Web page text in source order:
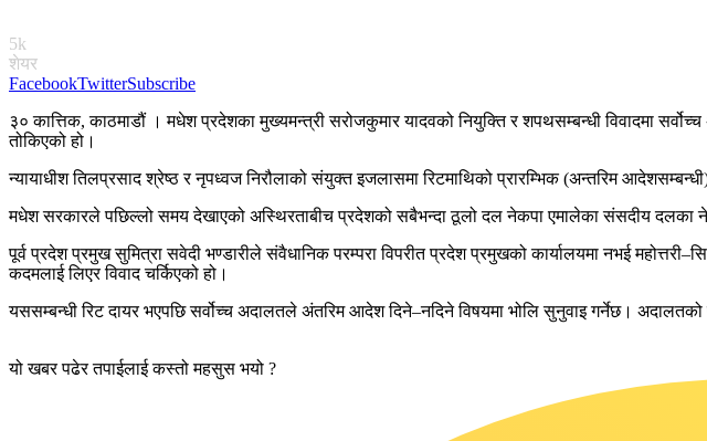
5k
शेयर
FacebookTwitterSubscribe
३० कात्तिक, काठमाडौं । मधेश प्रदेशका मुख्यमन्त्री सरोजकुमार यादवको नियुक्ति र शपथसम्बन्धी विवादमा
तोकिएको हो।
न्यायाधीश तिलप्रसाद श्रेष्ठ र नृपध्वज निरौलाको संयुक्त इजलासमा रिटमाथिको प्रारम्भिक (अन्तरिम
मधेश सरकारले पछिल्लो समय देखाएको अस्थिरताबीच प्रदेशको सबैभन्दा ठूलो दल नेकपा एमालेका संसदीय दलका
पूर्व प्रदेश प्रमुख सुमित्रा सवेदी भण्डारीले संवैधानिक परम्परा विपरीत प्रदेश प्रमुखको कार्यालयमा नभई
कदमलाई लिएर विवाद चर्किएको हो।
यससम्बन्धी रिट दायर भएपछि सर्वोच्च अदालतले अंतरिम आदेश दिने–नदिने विषयमा भोलि सुनुवाइ गर्नेछ।
यो खबर पढेर तपाईलाई कस्तो महसुस भयो ?